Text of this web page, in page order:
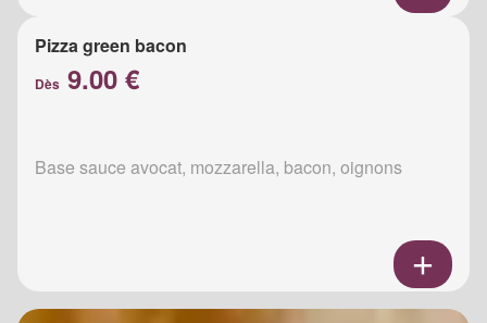
Pizza green bacon
Dès 9.00 €
Base sauce avocat, mozzarella, bacon, oignons